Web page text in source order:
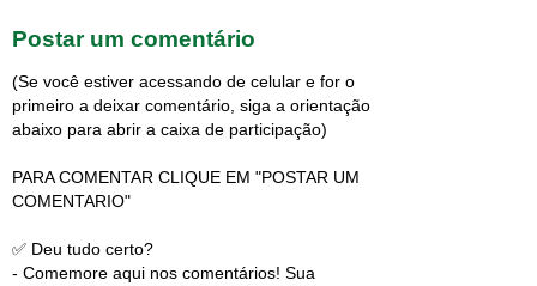
Postar um comentário
(Se você estiver acessando de celular e for o
primeiro a deixar comentário, siga a orientação
abaixo para abrir a caixa de participação)
PARA COMENTAR CLIQUE EM "POSTAR UM
COMENTARIO"
✅ Deu tudo certo?
- Comemore aqui nos comentários! Sua